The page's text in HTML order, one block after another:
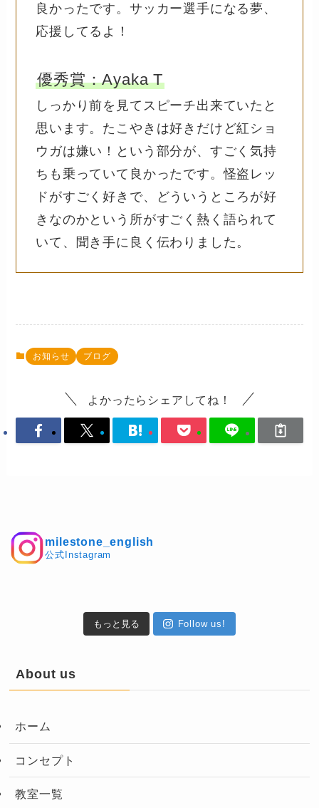
良かったです。サッカー選手になる夢、
応援してるよ！
優秀賞：Ayaka T
しっかり前を見てスピーチ出来ていたと
思います。たこやきは好きだけど紅ショ
ウガは嫌い！という部分が、すごく気持
ちも乗っていて良かったです。怪盗レッ
ドがすごく好きで、どういうところが好
きなのかという所がすごく熱く語られて
いて、聞き手に良く伝わりました。
お知らせ ブログ
よかったらシェアしてね！
milestone_english
公式Instagram
もっと見る Follow us!
About us
ホーム
コンセプト
教室一覧